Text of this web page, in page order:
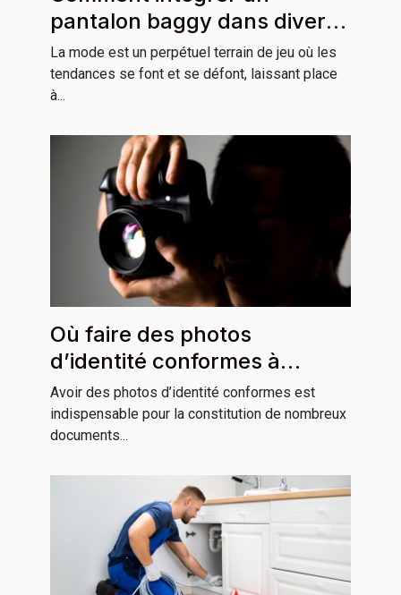
pantalon baggy dans divers
styles vestimentaires
La mode est un perpétuel terrain de jeu où les
tendances se font et se défont, laissant place
à...
Où faire des photos
d’identité conformes à
Grenoble ?
Avoir des photos d’identité conformes est
indispensable pour la constitution de nombreux
documents...